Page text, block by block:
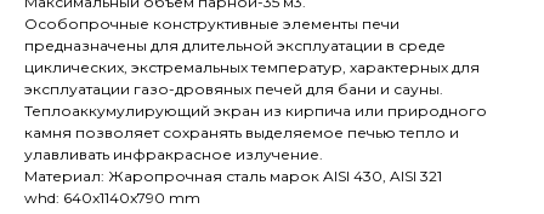
Особопрочные конструктивные элементы печи
предназначены для длительной эксплуатации в среде
циклических, экстремальных температур, характерных для
эксплуатации газо-дровяных печей для бани и сауны.
Теплоаккумулирующий экран из кирпича или природного
камня позволяет сохранять выделяемое печью тепло и
улавливать инфракрасное излучение.
Материал: Жаропрочная сталь марок AISI 430, AISI 321
whd: 640x1140x790 mm